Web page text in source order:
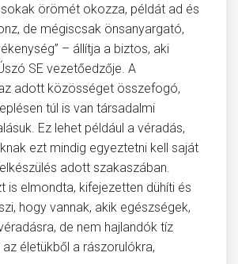
örömét okozza, példát ad és
de mégiscsak önsanyargató,
– állítja a biztos, aki
SE vezetőedzője. A
adott közösséget összefogó,
túl is van társadalmi
Ez lehet például a véradás,
ezt mindig egyeztetni kell saját
adott szakaszában.
is elmondta, kifejezetten dühíti és
hogy vannak, akik egészségek,
de nem hajlandók tíz
életükből a rászorulókra,